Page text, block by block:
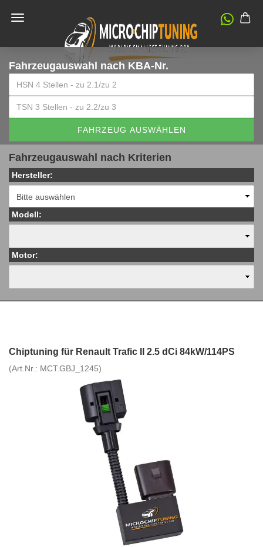
Fahrzeugauswahl nach KBA-Nr.
FAHRZEUG AUSWÄHLEN
Fahrzeugauswahl nach Kriterien
Hersteller:
Modell:
Motor:
Chiptuning für Renault Trafic II 2.5 dCi 84kW/114PS
(Art.Nr.: MCT.GBJ_1245)